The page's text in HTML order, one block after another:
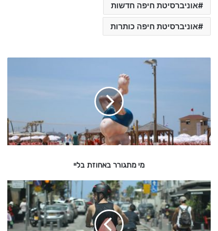
אוניברסיטת חיפה חדשות
אוניברסיטת חיפה כותרות
ר
ר
ב
ז
ת
ב
ל
מי מתגורר באחוזת בליי
א
ו
ר
ע
מ